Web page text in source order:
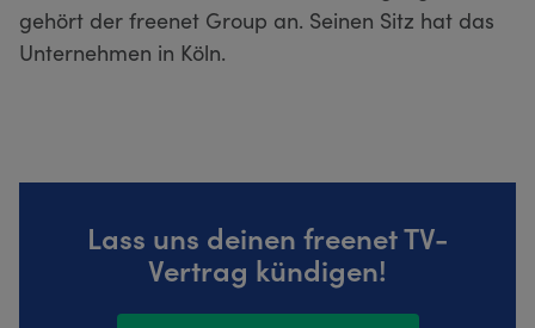
gehört der freenet Group an. Seinen Sitz hat das
Unternehmen in Köln.
Lass uns deinen freenet TV-
Vertrag kündigen!